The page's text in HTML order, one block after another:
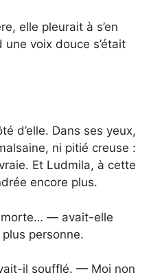
elle pleurait à s’en
voix douce s’était
d’elle. Dans ses yeux,
ni pitié creuse :
Et Ludmila, à cette
encore plus.
— avait-elle
personne.
il soufflé. — Moi non